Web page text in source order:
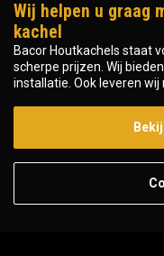
Wij helpen u graag
kachel
Bacor Houtkachels staat
scherpe prijzen. Wij
installatie. Ook leveren